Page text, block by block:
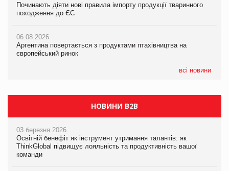
Починають діяти нові правила імпорту продукції тваринного
походження до ЄС
06.08.2026
Аргентина повертається з продуктами птахівництва на
європейський ринок
всі новини
Починають діяти нові правила імпорту продукції тваринного
походження до ЄС
06.08.2026
Аргентина повертається з продуктами птахівництва на
європейський ринок
Починають діяти нові правила імпорту продукції тваринного
походження до ЄС
06.08.2026
Аргентина повертається з продуктами птахівництва на
європейський ринок
НОВИНИ B2B
03 березня 2026
Освітній бенефіт як інструмент утримання талантів: як
ThinkGlobal підвищує лояльність та продуктивність вашої
команди